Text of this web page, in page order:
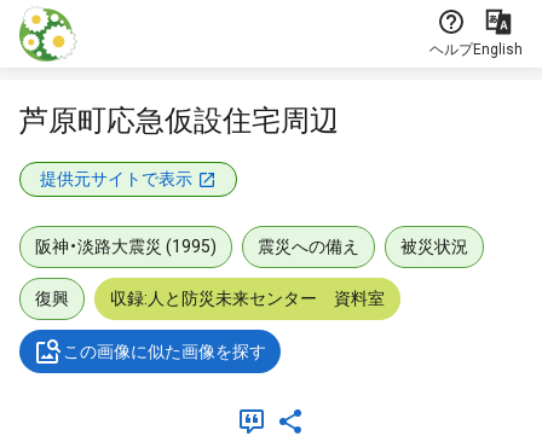
本文に飛ぶ
ヘルプEnglish
芦原町応急仮設住宅周辺
提供元サイトで表示
阪神・淡路大震災 (1995) 震災への備え 被災状況
復興 収録:人と防災未来センター 資料室
この画像に似た画像を探す